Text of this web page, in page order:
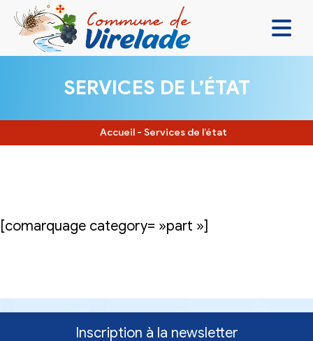
VIVRE ENSEMBLE
SE DIVERTIR
SERVICES DE L’ÉTAT
Accueil - Services de l’état
[comarquage category= »part »]
Inscription à la newsletter